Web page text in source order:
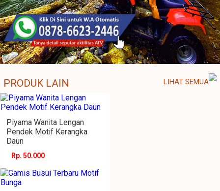
PRODUK LAIN LIHAT SEMUA
Piyama Wanita Lengan
Pendek Motif Kerangka
Daun
Rp. 50.000